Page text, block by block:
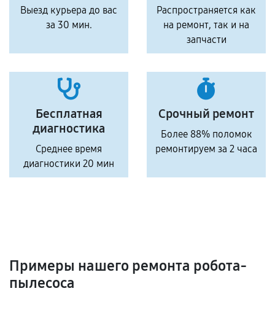
Выезд курьера до вас
за 30 мин.
Распространяется как
на ремонт, так и на
запчасти
Бесплатная
диагностика
Среднее время
диагностики 20 мин
Срочный ремонт
Более 88% поломок
ремонтируем за 2 часа
Примеры нашего ремонта робота-
пылесоса